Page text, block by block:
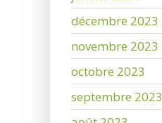
décembre 2023
novembre 2023
octobre 2023
septembre 2023